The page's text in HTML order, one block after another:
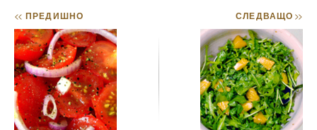
<< ПРЕДИШНО СЛЕДВАЩО>>